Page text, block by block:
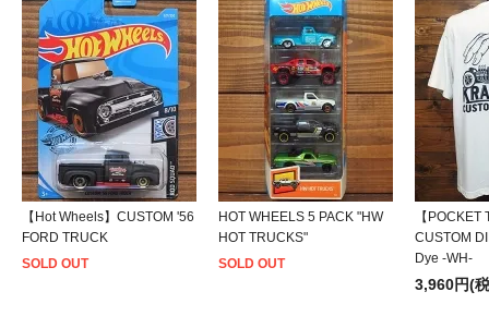
【Hot Wheels】CUSTOM '56
FORD TRUCK
SOLD OUT
HOT WHEELS 5 PACK "HW
HOT TRUCKS"
SOLD OUT
【POCKET
CUSTOM
Dye -WH-
3,960円(